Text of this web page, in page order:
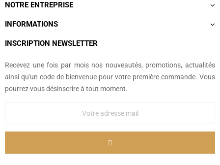
NOTRE ENTREPRISE
INFORMATIONS
INSCRIPTION NEWSLETTER
Recevez une fois par mois nos nouveautés, promotions, actualités
ainsi qu'un code de bienvenue pour votre première commande. Vous
pourrez vous désinscrire à tout moment.